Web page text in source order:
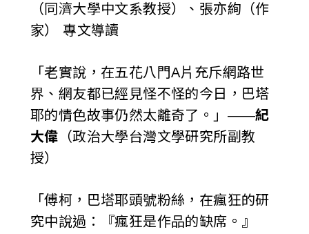
（同濟大學中文系教授）、張亦絢（作
家） 專文導讀
「老實說，在五花八門A片充斥網路世
界、網友都已經見怪不怪的今日，巴塔
耶的情色故事仍然太離奇了。」——紀
大偉 （政治大學台灣文學研究所副教
授）
「傅柯，巴塔耶頭號粉絲，在瘋狂的研
究中說過：『瘋狂是作品的缺席。』